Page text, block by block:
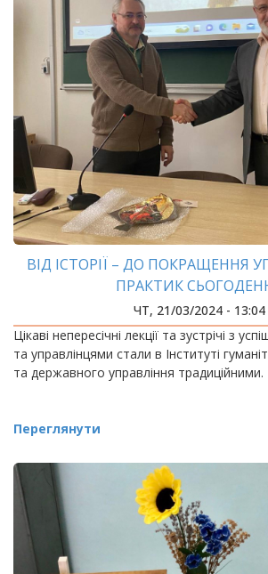
ВІД ІСТОРІЇ – ДО ПОКРАЩЕННЯ
ПРАКТИК
ЧТ, 21/03/2024 - 13:04
Цікаві непересічні лекції та зустрічі з
та управлінцями стали в Інституті
та державного управління традиційними.
Переглянути